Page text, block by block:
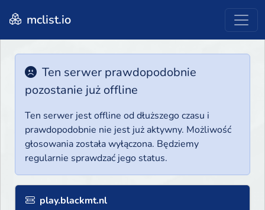
mclist.io
Ten serwer prawdopodobnie
pozostanie już offline
Ten serwer jest offline od dłuższego czasu i
prawdopodobnie nie jest już aktywny. Możliwość
głosowania została wyłączona. Będziemy
regularnie sprawdzać jego status.
play.blackmt.nl